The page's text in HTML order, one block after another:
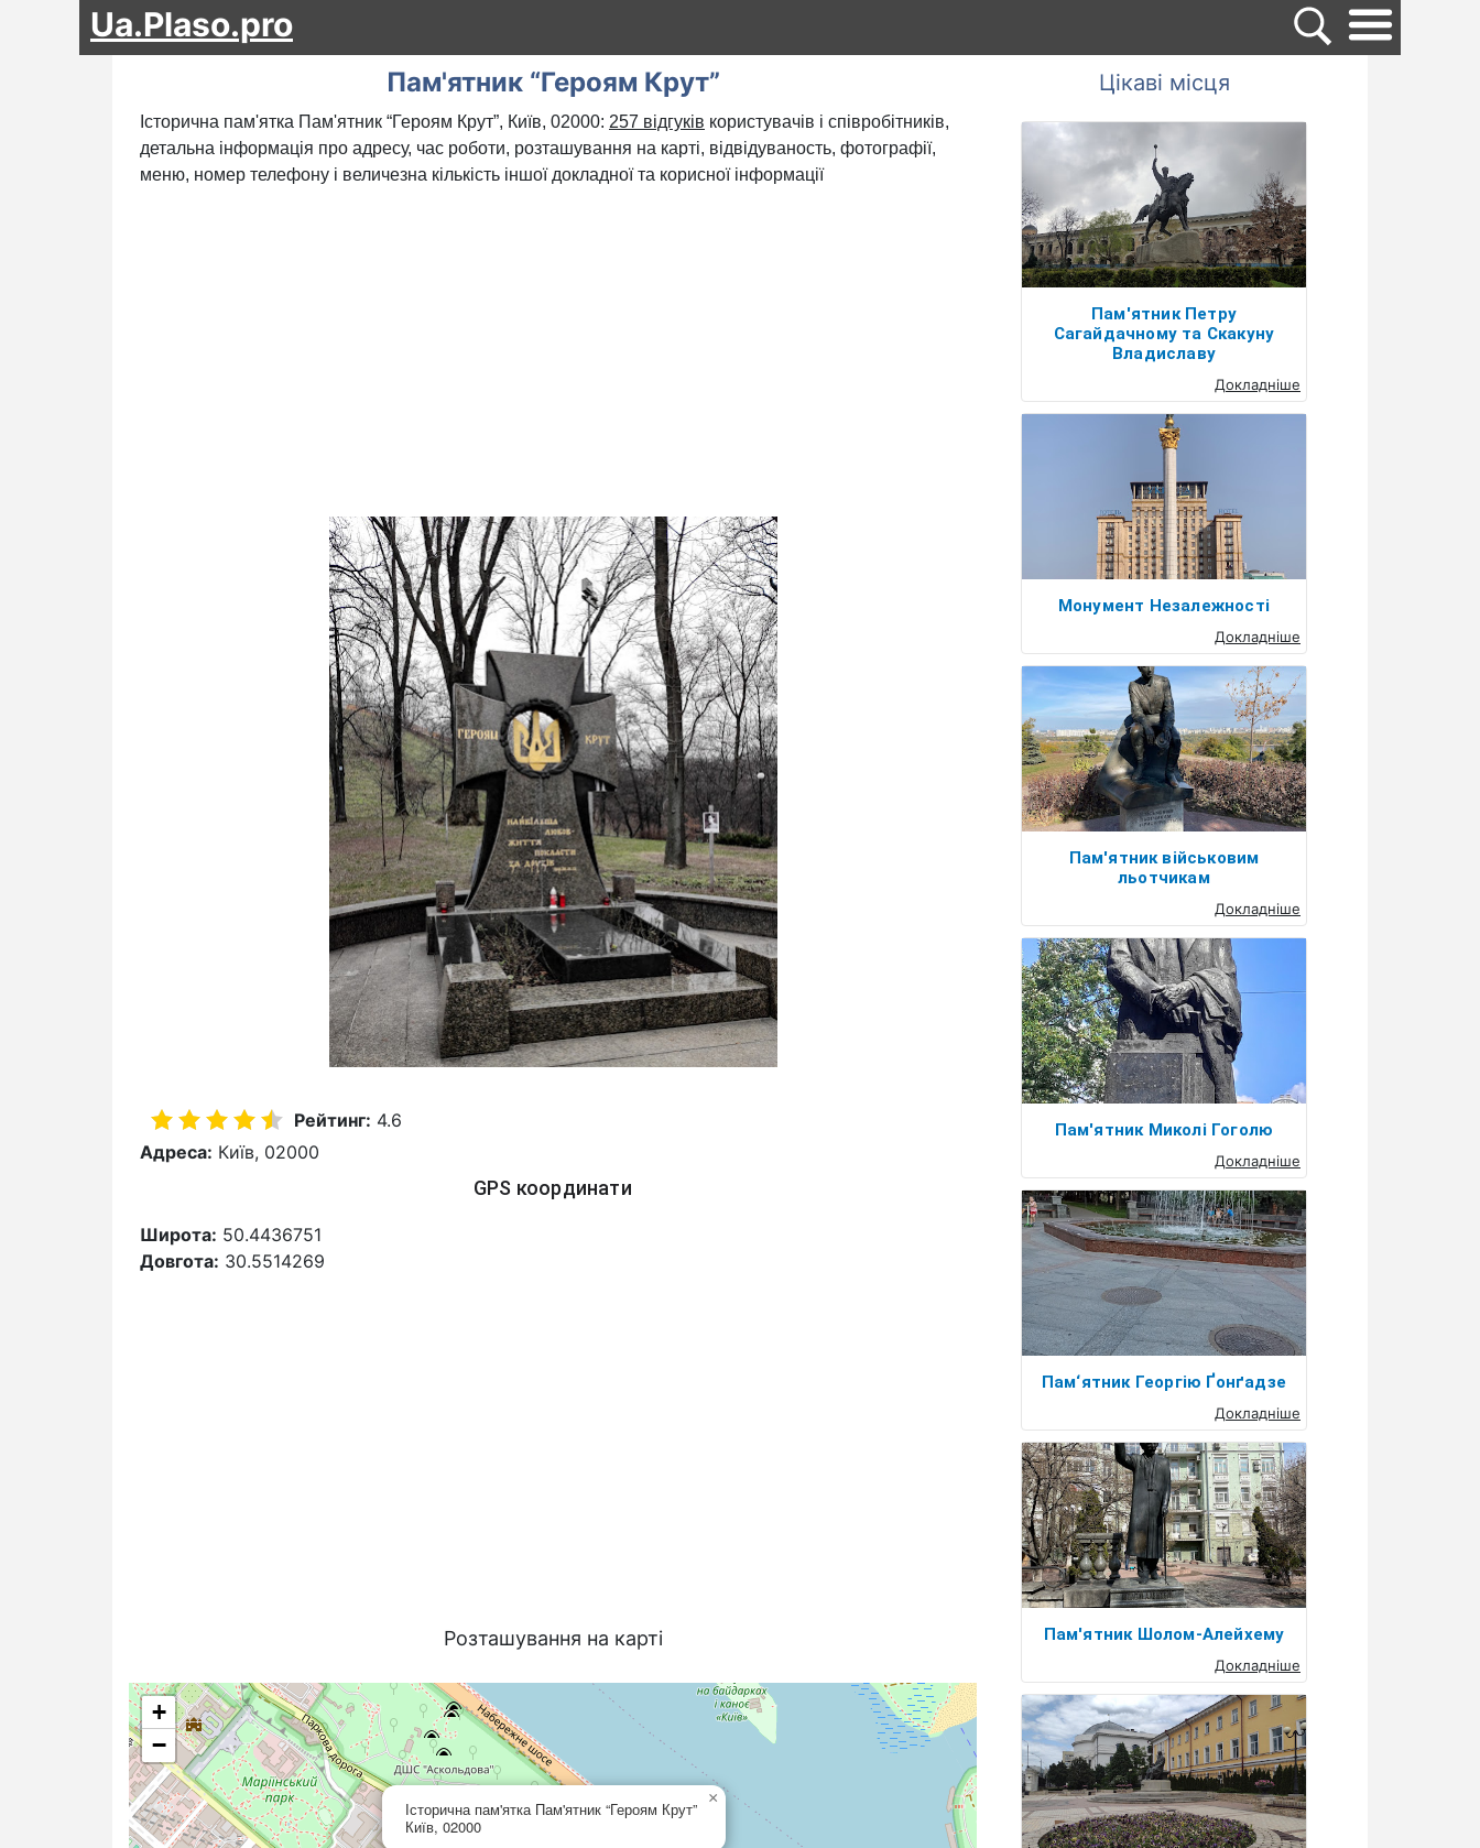
Ua.Plaso.pro
Пам'ятник “Героям Крут”
Історична пам'ятка Пам'ятник “Героям Крут”, Київ, 02000: 257 відгуків користувачів і співробітників,
детальна інформація про адресу, час роботи, розташування на карті, відвідуваность, фотографії,
меню, номер телефону і величезна кількість іншої докладної та корисної інформації
Рейтинг: 4.6
Адреса: Київ, 02000
GPS координати
Широта: 50.4436751
Довгота: 30.5514269
Розташування на карті
Історична пам'ятка Пам'ятник “Героям Крут”
Київ, 02000
×
+
−
Цікаві місця
Пам'ятник Петру
Сагайдачному та Скакуну
Владиславу
Докладніше
Монумент Незалежності
Докладніше
Пам'ятник військовим
льотчикам
Докладніше
Пам'ятник Миколі Гоголю
Докладніше
Пам‘ятник Георгію Ґонґадзе
Докладніше
Пам'ятник Шолом-Алейхему
Докладніше